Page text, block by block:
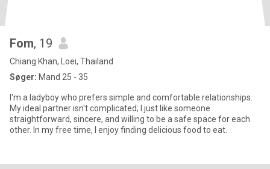
Fom, 19
Chiang Khan, Loei, Thailand
Søger: Mand 25 - 35
I'm a ladyboy who prefers simple and comfortable relationships.
My ideal partner isn't complicated; I just like someone
straightforward, sincere, and willing to be a safe space for each
other. In my free time, I enjoy finding delicious food to eat.